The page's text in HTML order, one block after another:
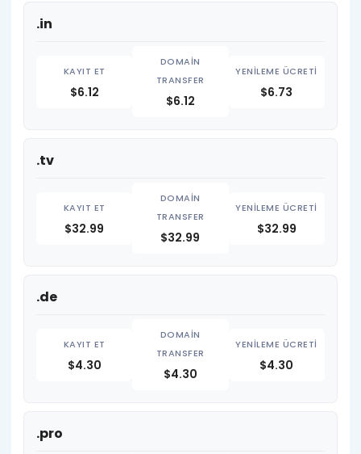
.in
$6.12
$6.12
$6.73
.tv
$32.99
$32.99
$32.99
.de
$4.30
$4.30
$4.30
.pro